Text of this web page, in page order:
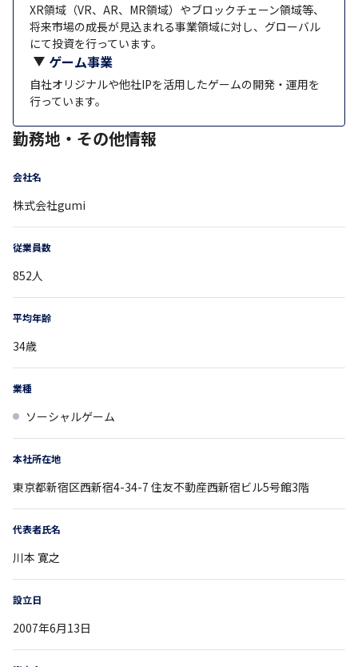
XR領域（VR、AR、MR領域）やブロックチェーン領域等、
将来市場の成長が見込まれる事業領域に対し、グローバル
にて投資を行っています。
ゲーム事業
自社オリジナルや他社IPを活用したゲームの開発・運用を
行っています。
勤務地・その他情報
会社名
株式会社gumi
従業員数
852人
平均年齢
34歳
業種
ソーシャルゲーム
本社所在地
東京都新宿区西新宿4-34-7 住友不動産西新宿ビル5号館3階
代表者氏名
川本 寛之
設立日
2007年6月13日